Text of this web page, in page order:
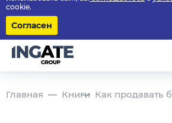
cookie.
Согласен
Главная Книги Как продавать